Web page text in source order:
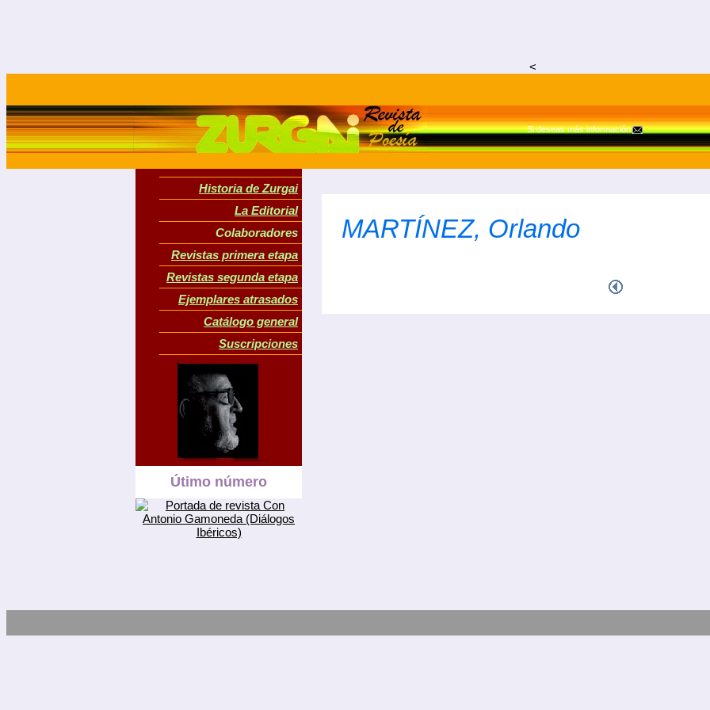
<
Si deseas más información
Historia de Zurgai
La Editorial
Colaboradores
Revistas primera etapa
Revistas segunda etapa
Ejemplares atrasados
Catálogo general
Suscripciones
Útimo número
MARTÍNEZ, Orlando